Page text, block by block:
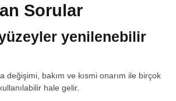
Sorular
yenilenebilir
değişimi, bakım ve kısmi onarım ile birçok
hale gelir.